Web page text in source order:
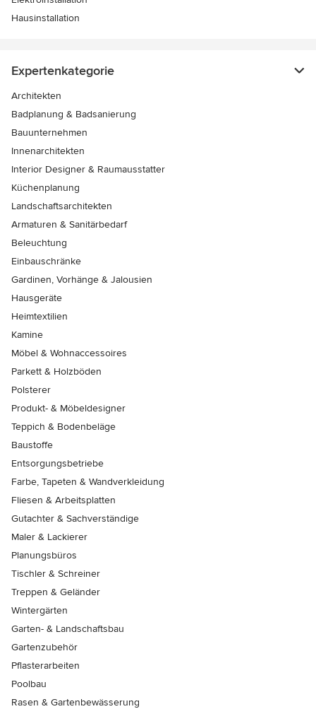
Hausinstallation
Expertenkategorie
Architekten
Badplanung & Badsanierung
Bauunternehmen
Innenarchitekten
Interior Designer & Raumausstatter
Küchenplanung
Landschaftsarchitekten
Armaturen & Sanitärbedarf
Beleuchtung
Einbauschränke
Gardinen, Vorhänge & Jalousien
Hausgeräte
Heimtextilien
Kamine
Möbel & Wohnaccessoires
Parkett & Holzböden
Polsterer
Produkt- & Möbeldesigner
Teppich & Bodenbeläge
Baustoffe
Entsorgungsbetriebe
Farbe, Tapeten & Wandverkleidung
Fliesen & Arbeitsplatten
Gutachter & Sachverständige
Maler & Lackierer
Planungsbüros
Tischler & Schreiner
Treppen & Geländer
Wintergärten
Garten- & Landschaftsbau
Gartenzubehör
Pflasterarbeiten
Poolbau
Rasen & Gartenbewässerung